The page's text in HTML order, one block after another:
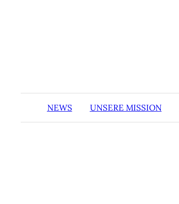
NEWS UNSERE MISSION